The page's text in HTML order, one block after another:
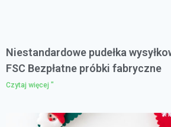
Niestandardowe pudełka
FSC Bezpłatne próbki fabryczne
Czytaj więcej "